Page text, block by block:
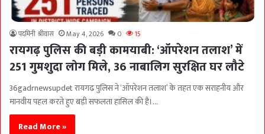
पदमिनी श्रीवास May 4, 2026 0 15
रायगढ़ पुलिस की बड़ी कामयाबी: ‘ऑपरेशन तलाश’ में
251 गुमशुदा लोग मिले, 36 नाबालिग सुरक्षित घर लौटे
36gadrnewsupdet रायगढ़ पुलिस ने ‘ऑपरेशन तलाश’ के तहत एक सराहनीय और
मानवीय पहल करते हुए बड़ी सफलता हासिल की है।…
Read More »